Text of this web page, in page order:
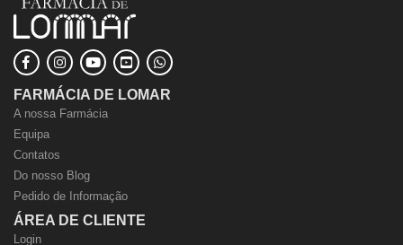
FARMÁCIA DE LOMAR
A nossa Farmácia
Equipa
Contatos
Do nosso Blog
Pedido de Informação
ÁREA DE CLIENTE
Login